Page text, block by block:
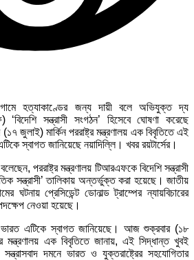
হত্যাকাণ্ডের জন্য দায়ী বলে অভিযুক্ত দ্য
‘বিদেশি সন্ত্রাসী সংগঠন’ হিসেবে ঘোষণা করেছে
জুলাই) মার্কিন পররাষ্ট্র মন্ত্রণালয় এক বিবৃতিতে এই
স্বাগত জানিয়েছে নয়াদিল্লি। খবর রয়টার্সের।
বলেছেন, পররাষ্ট্র মন্ত্রণালয় টিআরএফকে বিদেশি সন্ত্রাসী
সন্ত্রাসী’ তালিকায় অন্তর্ভুক্ত করা হয়েছে। জাতীয়
ঘটনায় প্রেসিডেন্ট ডোনাল্ড ট্রাম্পের ন্যায়বিচারের
নেওয়া হয়েছে।
ভারত এটিকে স্বাগত জানিয়েছে। আজ শুক্রবার (১৮
মন্ত্রণালয় এক বিবৃতিতে জানায়, এই সিদ্ধান্ত খুবই
দমনে ভারত ও যুক্তরাষ্ট্রের সহযোগিতার